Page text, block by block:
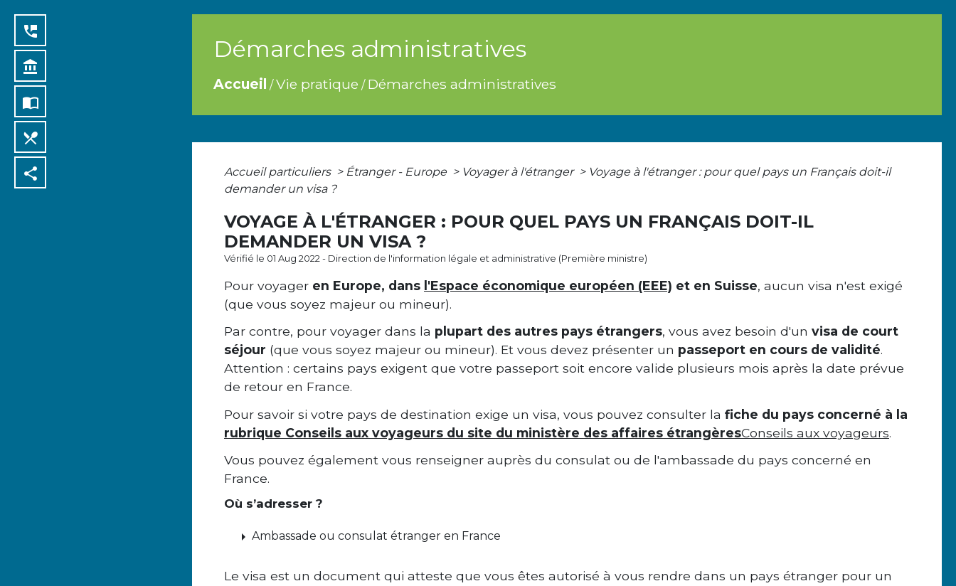
Démarches administratives
Accueil /Vie pratique / Démarches administratives
perm_phone_msg
account_balance
import_contacts
local_dining
share Accueil particuliers > Étranger - Europe > Voyager à l'étranger > Voyage à l'étranger : pour quel pays un Français doit-il
demander un visa ?
VOYAGE À L'ÉTRANGER : POUR QUEL PAYS UN FRANÇAIS DOIT-IL
DEMANDER UN VISA ?
Vérifié le 01 Aug 2022 - Direction de l'information légale et administrative (Première ministre)
Pour voyager en Europe, dans l'Espace économique européen (EEE) et en Suisse, aucun visa n'est exigé
(que vous soyez majeur ou mineur).
Par contre, pour voyager dans la plupart des autres pays étrangers, vous avez besoin d'un visa de court
séjour (que vous soyez majeur ou mineur). Et vous devez présenter un passeport en cours de validité.
Attention : certains pays exigent que votre passeport soit encore valide plusieurs mois après la date prévue
de retour en France.
Pour savoir si votre pays de destination exige un visa, vous pouvez consulter la fiche du pays concerné à la
rubrique Conseils aux voyageurs du site du ministère des affaires étrangèresConseils aux voyageurs.
Vous pouvez également vous renseigner auprès du consulat ou de l'ambassade du pays concerné en
France.
Où s’adresser ?
arrow_right Ambassade ou consulat étranger en France
Le visa est un document qui atteste que vous êtes autorisé à vous rendre dans un pays étranger pour un